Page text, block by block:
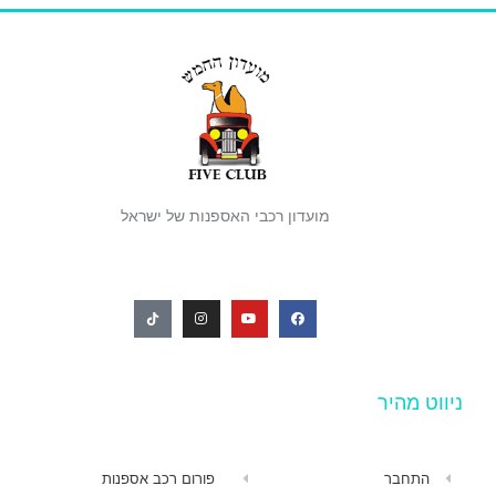
מועדון רכבי האספנות של ישראל
ניווט מהיר
התחבר פורום רכב אספנות